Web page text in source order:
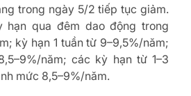
trong ngày 5/2 tiếp tục giảm.
hạn qua đêm dao động trong
kỳ hạn 1 tuần từ 9–9,5%/năm;
năm; các kỳ hạn từ 1–3
mức 8,5–9%/năm.